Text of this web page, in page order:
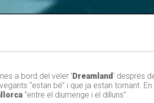
a bord del veler ‘Dreamland ‘ després
“estan bé” i que ja estan tornant.
“entre el diumenge i el dilluns”.